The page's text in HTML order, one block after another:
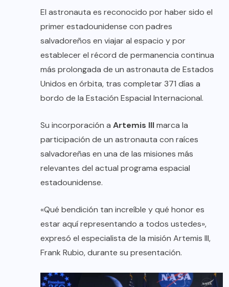
El astronauta es reconocido por haber sido el
primer estadounidense con padres
salvadoreños en viajar al espacio y por
establecer el récord de permanencia continua
más prolongada de un astronauta de Estados
Unidos en órbita, tras completar 371 días a
bordo de la Estación Espacial Internacional.
Su incorporación a Artemis IIImarca la
participación de un astronauta con raíces
salvadoreñas en una de las misiones más
relevantes del actual programa espacial
estadounidense.
«Qué bendición tan increíble y qué honor es
estar aquí representando a todos ustedes»,
expresó el especialista de la misión Artemis III,
Frank Rubio, durante su presentación.